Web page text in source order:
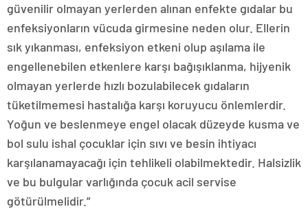
güvenilir olmayan yerlerden alınan enfekte gıdalar bu
enfeksiyonların vücuda girmesine neden olur. Ellerin
sık yıkanması, enfeksiyon etkeni olup aşılama ile
engellenebilen etkenlere karşı bağışıklanma, hijyenik
olmayan yerlerde hızlı bozulabilecek gıdaların
tüketilmemesi hastalığa karşı koruyucu önlemlerdir.
Yoğun ve beslenmeye engel olacak düzeyde kusma ve
bol sulu ishal çocuklar için sıvı ve besin ihtiyacı
karşılanamayacağı için tehlikeli olabilmektedir. Halsizlik
ve bu bulgular varlığında çocuk acil servise
götürülmelidir.”